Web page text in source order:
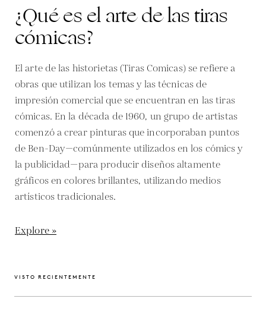
¿Qué es el arte de las tiras
cómicas?
El arte de las historietas (Tiras Comicas) se refiere a
obras que utilizan los temas y las técnicas de
impresión comercial que se encuentran en las tiras
cómicas. En la década de 1960, un grupo de artistas
comenzó a crear pinturas que incorporaban puntos
de Ben-Day—comúnmente utilizados en los cómics y
la publicidad—para producir diseños altamente
gráficos en colores brillantes, utilizando medios
artísticos tradicionales.
Explore »
VISTO RECIENTEMENTE